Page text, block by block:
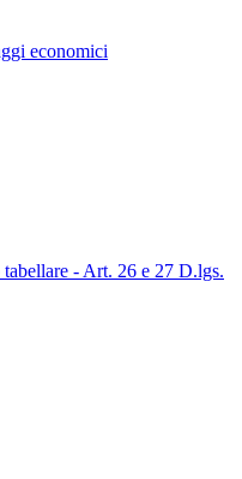
economici
- Art. 26 e 27 D.lgs.